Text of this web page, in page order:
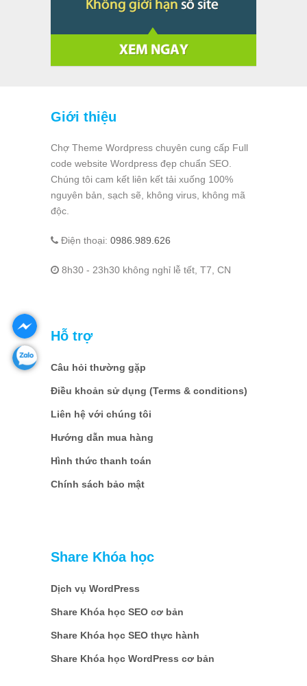
Giới thiệu
Chợ Theme Wordpress chuyên cung cấp Full
code website Wordpress đẹp chuẩn SEO.
Chúng tôi cam kết liên kết tải xuống 100%
nguyên bản, sạch sẽ, không virus, không mã
độc.
Điện thoại: 0986.989.626
8h30 - 23h30 không nghỉ lễ tết, T7, CN
Hỗ trợ
Câu hỏi thường gặp
Điều khoản sử dụng (Terms & conditions)
Liên hệ với chúng tôi
Hướng dẫn mua hàng
Hình thức thanh toán
Chính sách bảo mật
Share Khóa học
Dịch vụ WordPress
Share Khóa học SEO cơ bản
Share Khóa học SEO thực hành
Share Khóa học WordPress cơ bản